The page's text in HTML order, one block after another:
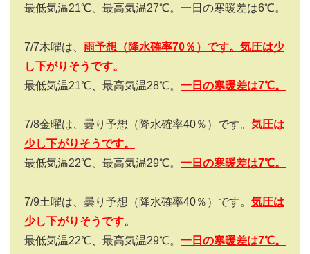
最低気温21℃、最高気温27℃。一日の寒暖差は6℃。
7/7木曜は、 雨予想（降水確率70％）です。気圧は少
し下がりそうです。
最低気温21℃、最高気温28℃。 一日の寒暖差は7℃。
7/8金曜は、曇り予想（降水確率40％）です。 気圧は
少し下がりそうです。
最低気温22℃、最高気温29℃。 一日の寒暖差は7℃。
7/9土曜は、曇り予想（降水確率40％）です。 気圧は
少し下がりそうです。
最低気温22℃、最高気温29℃。 一日の寒暖差は7℃。